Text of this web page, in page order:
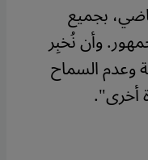
بجميع
وأن نُخبِر
وعدم السماح
أخرى".